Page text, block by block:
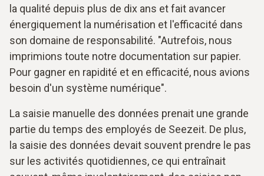
la qualité depuis plus de dix ans et fait avancer
énergiquement la numérisation et l'efficacité dans
son domaine de responsabilité. "Autrefois, nous
imprimions toute notre documentation sur papier.
Pour gagner en rapidité et en efficacité, nous avions
besoin d'un système numérique".
La saisie manuelle des données prenait une grande
partie du temps des employés de Seezeit. De plus,
la saisie des données devait souvent prendre le pas
sur les activités quotidiennes, ce qui entraînait